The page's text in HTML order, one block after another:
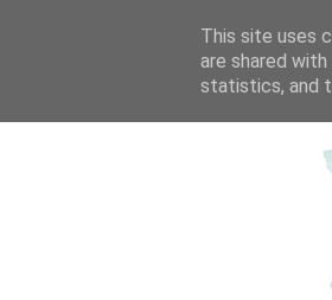
This site uses
are shared
statistics, and